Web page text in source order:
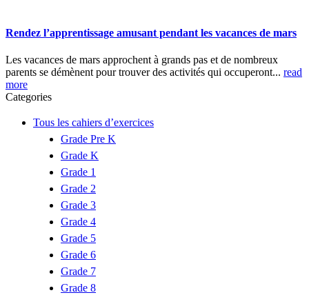
Rendez l’apprentissage amusant pendant les vacances de mars
Les vacances de mars approchent à grands pas et de nombreux
parents se démènent pour trouver des activités qui occuperont... read
more
Categories
Tous les cahiers d’exercices
Grade Pre K
Grade K
Grade 1
Grade 2
Grade 3
Grade 4
Grade 5
Grade 6
Grade 7
Grade 8